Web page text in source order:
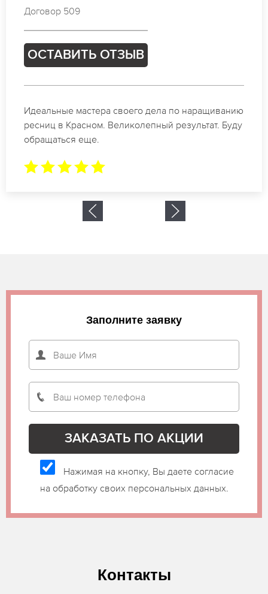
Договор 955
ОСТАВИТЬ ОТЗЫВ
Спасибо огромное. Заказывала наращивание
ресниц в Красном для мероприятия. За 2 часа
все было готово.
Заполните заявку
Нажимая на кнопку, Вы даете согласие
на обработку своих персональных данных.
Контакты